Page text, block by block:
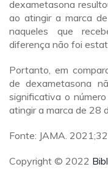
dexametasona
ao atingir a marca
naqueles que
diferença não foi
Portanto, em
de dexametasona
significativa o
atingir a marca de 28
Fonte: JAMA.
Copyright © 2022